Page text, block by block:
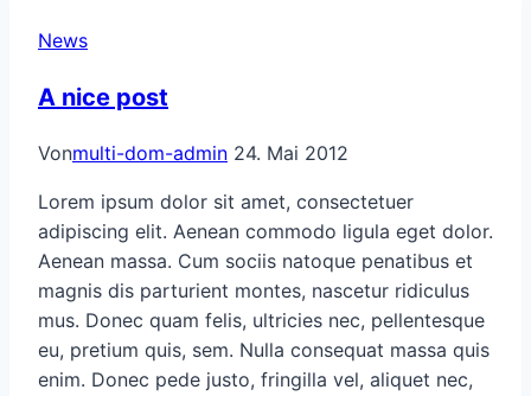
News
A nice post
Vonmulti-dom-admin 24. Mai 2012
Lorem ipsum dolor sit amet, consectetuer
adipiscing elit. Aenean commodo ligula eget dolor.
Aenean massa. Cum sociis natoque penatibus et
magnis dis parturient montes, nascetur ridiculus
mus. Donec quam felis, ultricies nec, pellentesque
eu, pretium quis, sem. Nulla consequat massa quis
enim. Donec pede justo, fringilla vel, aliquet nec,